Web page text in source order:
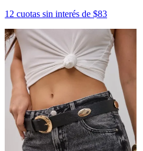
12 cuotas sin interés de $83